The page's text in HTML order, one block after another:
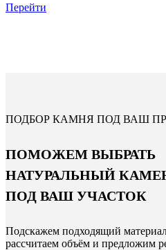
Перейти
ПОДБОР КАМНЯ ПОД ВАШ
ПОМОЖЕМ ВЫБРАТЬ
НАТУРАЛЬНЫЙ
ПОД ВАШ УЧАСТОК
Подскажем подходящий
рассчитаем объём и предложим